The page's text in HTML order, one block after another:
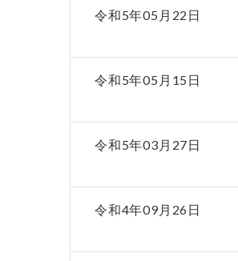
令和5年05月22日
令和5年05月15日
令和5年03月27日
令和4年09月26日